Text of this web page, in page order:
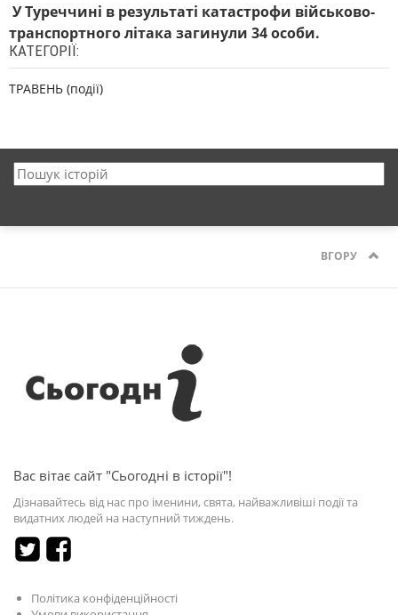
У Туреччині в результаті катастрофи військово-
транспортного літака загинули 34 особи.
КАТЕГОРІЇ:
ТРАВЕНЬ (події)
ВГОРУ
Вас вітає сайт "Сьогодні в історії"!
Дізнавайтесь від нас про іменини, свята, найважливіші події та
видатних людей на наступний тиждень.
Політика конфіденційності